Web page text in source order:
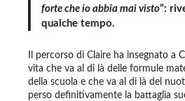
forte che io abbia mai visto”:
qualche tempo.
Il percorso di Claire ha insegnato a
vita che va al di là delle formule
della scuola e che va al di là del
perso definitivamente la battaglia